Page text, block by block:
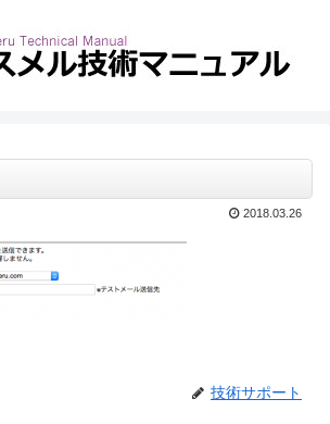
2018.03.26
技術サポート